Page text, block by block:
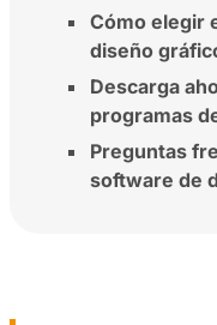
Cómo elegir
diseño
Descarga
programas
Preguntas
software de